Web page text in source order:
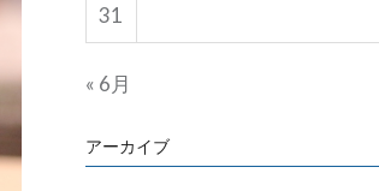
31
« 6月
アーカイブ